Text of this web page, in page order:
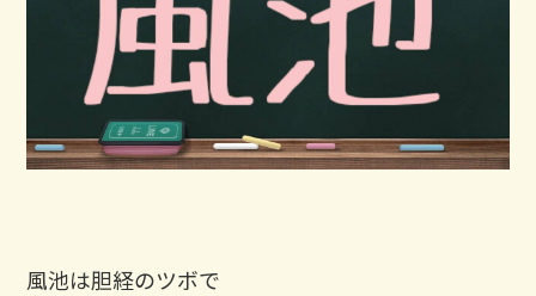
風池は胆経のツボで